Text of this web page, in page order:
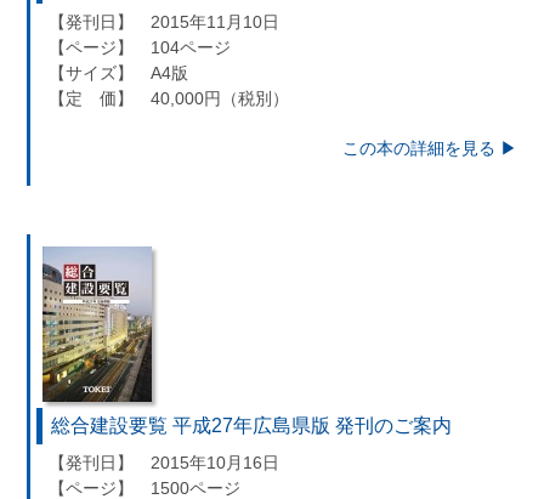
【発刊日】 2015年11月10日
【ページ】 104ページ
【サイズ】 A4版
【定 価】 40,000円（税別）
この本の詳細を見る ▶︎
総合建設要覧 平成27年広島県版 発刊のご案内
【発刊日】 2015年10月16日
【ページ】 1500ページ